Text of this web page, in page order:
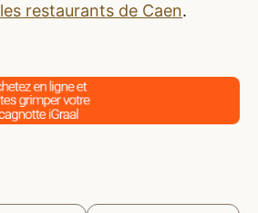
les restaurants de Caen.